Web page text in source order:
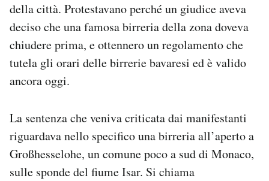
Esci
della città. Protestavano perché un giudice aveva
deciso che una famosa birreria della zona doveva
chiudere prima, e ottennero un regolamento che
tutela gli orari delle birrerie bavaresi ed è valido
ancora oggi.
La sentenza che veniva criticata dai manifestanti
riguardava nello specifico una birreria all’aperto a
Großhesselohe, un comune poco a sud di Monaco,
sulle sponde del fiume Isar. Si chiama